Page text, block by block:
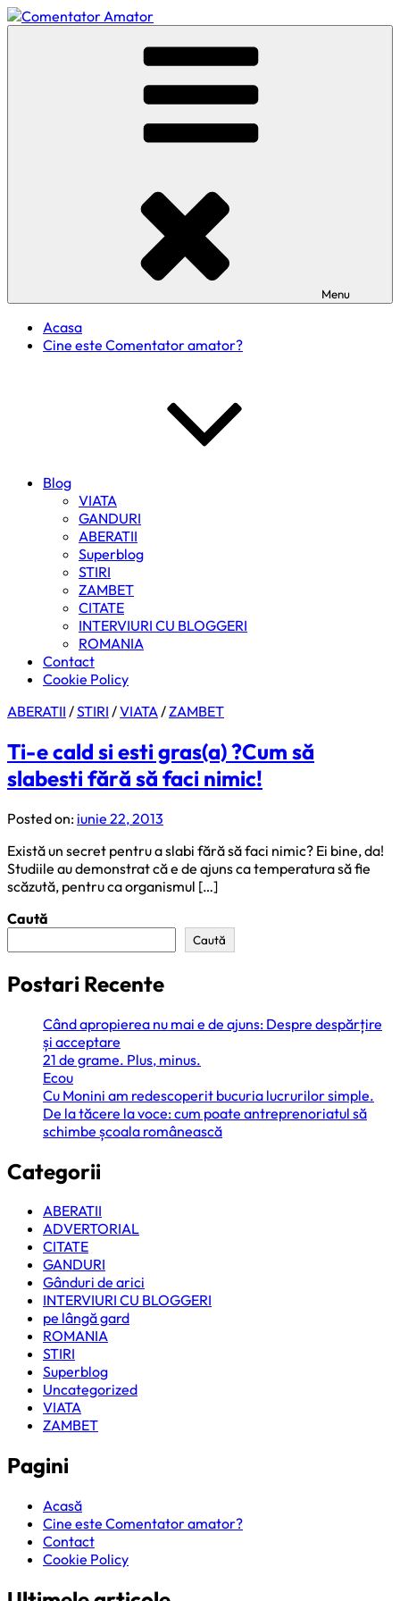
Skip
to
Menu
Acasa
Cine este Comentator amator?
Blog
VIATA
GANDURI
ABERATII
Superblog
STIRI
ZAMBET
CITATE
INTERVIURI CU BLOGGERI
ROMANIA
Contact
Cookie Policy
ABERATII /STIRI /VIATA/ZAMBET
Ti-e cald si esti gras(a) ?Cum să
slabesti fără să faci nimic!
Posted on: iunie 22, 2013
Există un secret pentru a slabi fără să faci nimic? Ei bine, da!
Studiile au demonstrat că e de ajuns ca temperatura să fie
scăzută, pentru ca organismul […]
Caută
Caută
Postari Recente
Când apropierea nu mai e de ajuns: Despre despărțire
și acceptare
21 de grame. Plus, minus.
Ecou
Cu Monini am redescoperit bucuria lucrurilor simple.
De la tăcere la voce: cum poate antreprenoriatul să
schimbe școala românească
Categorii
ABERATII
ADVERTORIAL
CITATE
GANDURI
Gânduri de arici
INTERVIURI CU BLOGGERI
pe lângă gard
ROMANIA
STIRI
Superblog
Uncategorized
VIATA
ZAMBET
Pagini
Acasă
Cine este Comentator amator?
Contact
Cookie Policy